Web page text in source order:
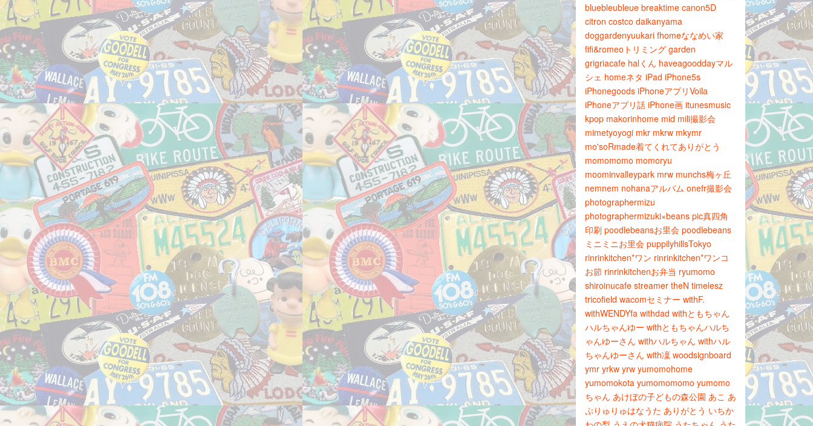
bluebleubleue breaktime canon5D
citron costco daikanyama
doggardenyuukari fhomeななめい家
fifi&romeoトリミング garden
grigriacafe halくん haveagooddayマル
シェ homeネタ iPad iPhone5s
iPhonegoods iPhoneアプリVoila
iPhoneアプリ話 iPhone画 itunesmusic
kpop makorinhome mid mili撮影会
mimetyoyogi mkr mkrw mkymr
mo'soRmade着てくれてありがとう
momomomo momoryu
moominvalleypark mrw munchs梅ヶ丘
nemnem nohanaアルバム onefr撮影会
photographermizu
photographermizuki×beans pic真四角
印刷 poodlebeansお里会 poodlebeans
ミニミニお里会 puppilyhillsTokyo
rinrinkitchen*ワン rinrinkitchen*ワンコ
お節 rinrinkitchenお弁当 ryumomo
shiroinucafe streamer theN timelesz
tricofield wacomセミナー withF.
withWENDYfa withdad withともちゃん
ハルちゃんゆー withともちゃんハルち
ゃんゆーさん withハルちゃん withハル
ちゃんゆーさん with凜 woodsignboard
ymr yrkw yrw yumomohome
yumomokota yumomomomo yumomo
ちゃん あけぼの子どもの森公園 あこ あ
ぷりゅりゅはなうた ありがとう いちか